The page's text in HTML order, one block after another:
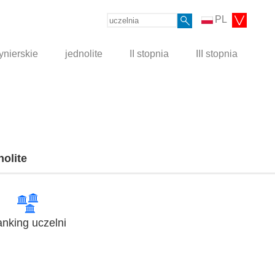
PL
jednolite II stopnia III stopnia
uczelni